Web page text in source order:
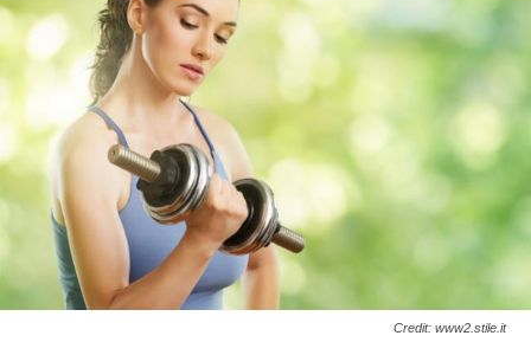
Credit: www2.stile.it